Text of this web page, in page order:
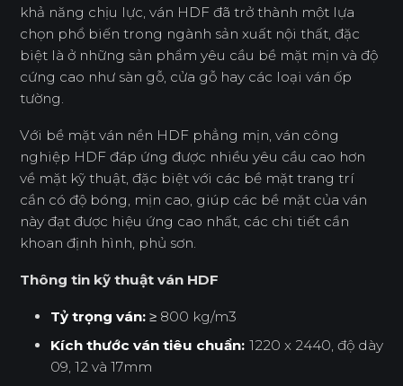
khả năng chịu lực, ván HDF đã trở thành một lựa
chọn phổ biến trong ngành sản xuất nội thất, đặc
biệt là ở những sản phẩm yêu cầu bề mặt mịn và độ
cứng cao như sàn gỗ, cửa gỗ hay các loại ván ốp
tường.
Với bề mặt ván nền HDF phẳng mịn, ván công
nghiệp HDF đáp ứng được nhiều yêu cầu cao hơn
về mặt kỹ thuật, đặc biệt với các bề mặt trang trí
cần có độ bóng, mịn cao, giúp các bề mặt của ván
này đạt được hiệu ứng cao nhất, các chi tiết cần
khoan định hình, phủ sơn.
Thông tin kỹ thuật ván HDF
Tỷ trọng ván: ≥ 800 kg/m3
Kích thước ván tiêu chuẩn: 1220 x 2440, độ dày
09, 12 và 17mm